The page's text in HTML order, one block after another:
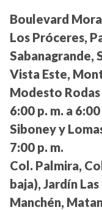
Boulevard
Los Próceres,
Sabanagrande,
Vista Este,
Modesto
6:00 p. m. a 6:00
Siboney y
7:00 p. m.
Col. Palmira,
baja), Jardín
Manchén,